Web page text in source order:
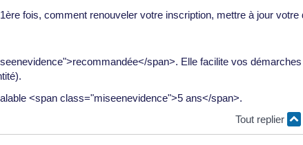
fois, comment renouveler votre inscription, mettre à jour votre
span>. Elle facilite vos
<span class="miseenevidence">5 ans</span>.
Tout replier